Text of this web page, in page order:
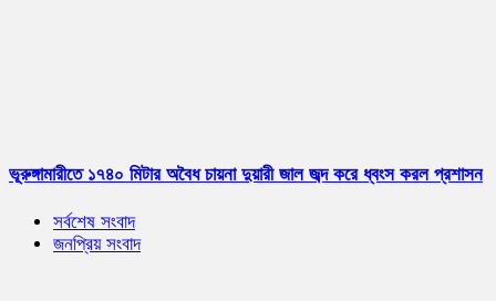
ভূরুঙ্গামারীতে ১৭৪০ মিটার অবৈধ চায়না দুয়ারী জাল জব্দ করে ধ্বংস করল প্রশাসন
সর্বশেষ সংবাদ
জনপ্রিয় সংবাদ